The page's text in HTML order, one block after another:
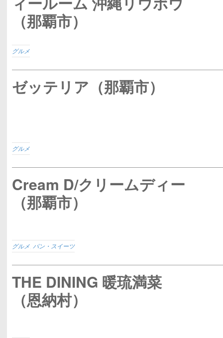
（那覇市）
グルメ
ゼッテリア（那覇市）
グルメ
Cream D/クリームディー
（那覇市）
グルメ パン・スイーツ
THE DINING 暖琉満菜
（恩納村）